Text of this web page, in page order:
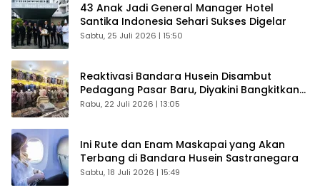
43 Anak Jadi General Manager Hotel
Santika Indonesia Sehari Sukses Digelar
Sabtu, 25 Juli 2026 | 15:50
Reaktivasi Bandara Husein Disambut
Pedagang Pasar Baru, Diyakini Bangkitkan
Kembali Ekonomi Bandung
Rabu, 22 Juli 2026 | 13:05
Ini Rute dan Enam Maskapai yang Akan
Terbang di Bandara Husein Sastranegara
Sabtu, 18 Juli 2026 | 15:49